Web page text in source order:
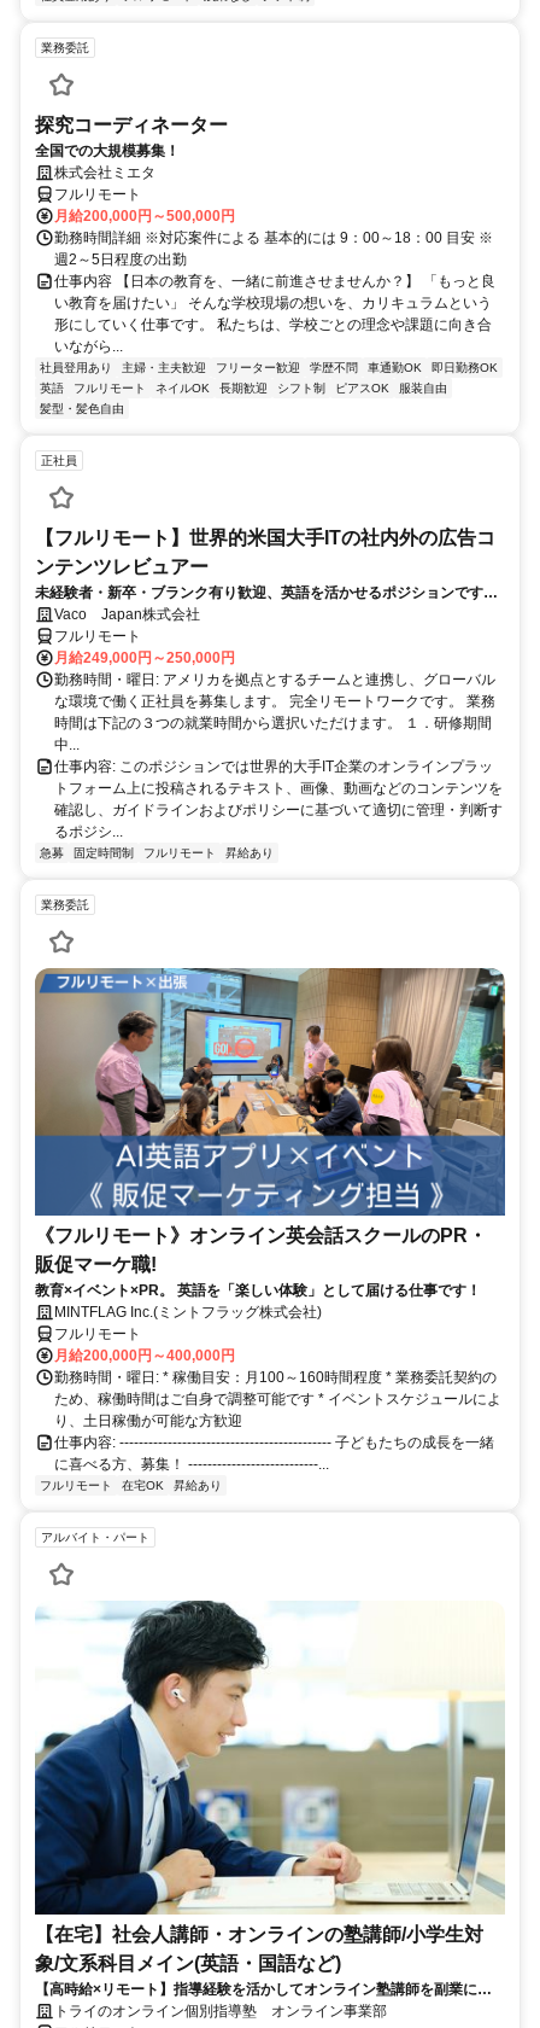
業務委託
探究コーディネーター
全国での大規模募集！
株式会社ミエタ
フルリモート
月給200,000円～500,000円
勤務時間詳細 ※対応案件による 基本的には 9：00～18：00 目安 ※
週2～5日程度の出勤
仕事内容 【日本の教育を、一緒に前進させませんか？】 「もっと良
い教育を届けたい」 そんな学校現場の想いを、カリキュラムという
形にしていく仕事です。 私たちは、学校ごとの理念や課題に向き合
いながら...
社員登用あり 主婦・主夫歓迎 フリーター歓迎 学歴不問 車通勤OK
即日勤務OK
英語
フルリモート ネイルOK 長期歓迎 シフト制 ピアスOK
服装自由
髪型・髪色自由
正社員
【フルリモート】世界的米国大手ITの社内外の広告コ
ンテンツレビュアー
未経験者・新卒・ブランク有り歓迎、英語を活かせるポジションです。
完全リモート
Vaco Japan株式会社
フルリモート
月給249,000円～250,000円
勤務時間・曜日: アメリカを拠点とするチームと連携し、グローバル
な環境で働く正社員を募集します。 完全リモートワークです。 業務
時間は下記の３つの就業時間から選択いただけます。 １．研修期間
中...
仕事内容: このポジションでは世界的大手IT企業のオンラインプラッ
トフォーム上に投稿されるテキスト、画像、動画などのコンテンツを
確認し、ガイドラインおよびポリシーに基づいて適切に管理・判断す
るポジシ...
急募 固定時間制 フルリモート 昇給あり
業務委託
《フルリモート》オンライン英会話スクールのPR・
販促マーケ職!
教育×イベント×PR。 英語を「楽しい体験」として届ける仕事です！
MINTFLAG Inc.(ミントフラッグ株式会社)
フルリモート
月給200,000円～400,000円
勤務時間・曜日: * 稼働目安：月100～160時間程度 * 業務委託契約の
ため、稼働時間はご自身で調整可能です * イベントスケジュールによ
り、土日稼働が可能な方歓迎
仕事内容: -------------------------------------------- 子どもたちの成長を一緒
に喜べる方、募集！ ---------------------------...
フルリモート 在宅OK 昇給あり
アルバイト・パート
【在宅】社会人講師・オンラインの塾講師/小学生対
象/文系科目メイン(英語・国語など)
【高時給×リモート】指導経験を活かしてオンライン塾講師を副業に！
週1～OK！
トライのオンライン個別指導塾 オンライン事業部